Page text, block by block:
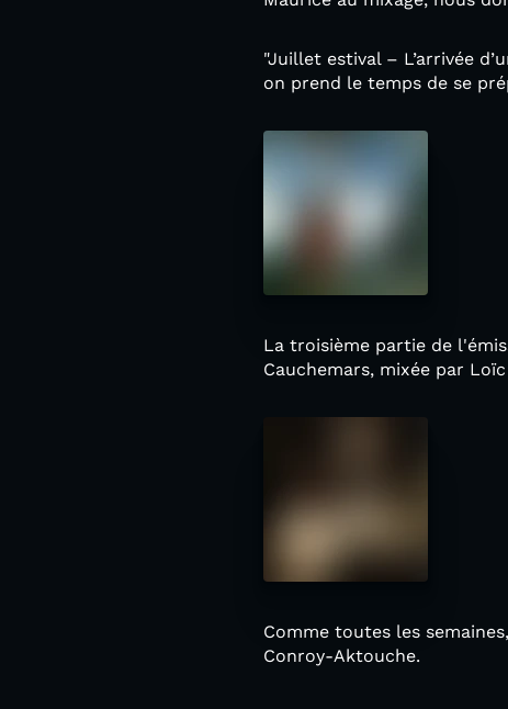
"Juillet estival – L’arrivée
on prend le temps de se
La troisième partie de
Cauchemars, mixée par
Comme toutes les
Conroy-Aktouche.